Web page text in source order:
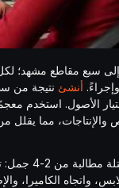
سبع مقاطع مشهد؛
أنشئ نتيجة من
الأصول. استخدم
والإنتاجات، مما يقلل
لكل مقطع، قم
واتجاه الكاميرا،